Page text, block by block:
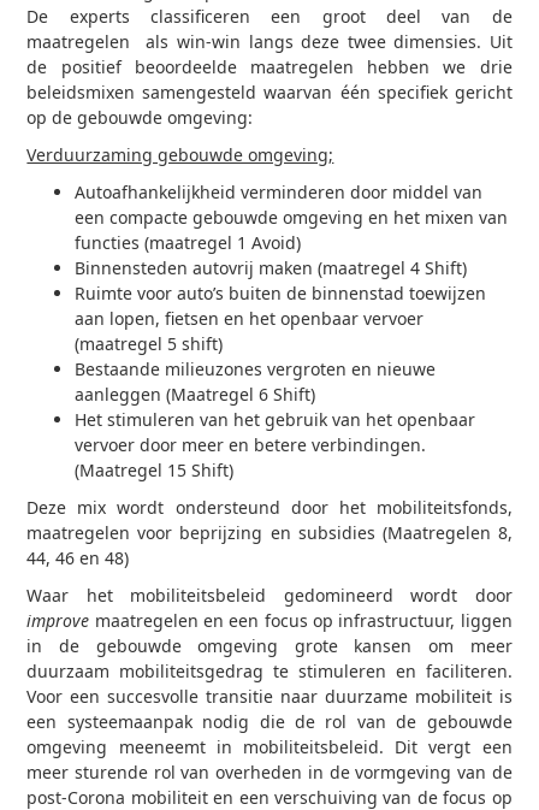
De experts classificeren een groot deel van de
maatregelen als win-win langs deze twee dimensies. Uit
de positief beoordeelde maatregelen hebben we drie
beleidsmixen samengesteld waarvan één specifiek gericht
op de gebouwde omgeving:
Verduurzaming gebouwde omgeving;
Autoafhankelijkheid verminderen door middel van
een compacte gebouwde omgeving en het mixen van
functies (maatregel 1 Avoid)
Binnensteden autovrij maken (maatregel 4 Shift)
Ruimte voor auto’s buiten de binnenstad toewijzen
aan lopen, fietsen en het openbaar vervoer
(maatregel 5 shift)
Bestaande milieuzones vergroten en nieuwe
aanleggen (Maatregel 6 Shift)
Het stimuleren van het gebruik van het openbaar
vervoer door meer en betere verbindingen.
(Maatregel 15 Shift)
Deze mix wordt ondersteund door het mobiliteitsfonds,
maatregelen voor beprijzing en subsidies (Maatregelen 8,
44, 46 en 48)
Waar het mobiliteitsbeleid gedomineerd wordt door
improve maatregelen en een focus op infrastructuur, liggen
in de gebouwde omgeving grote kansen om meer
duurzaam mobiliteitsgedrag te stimuleren en faciliteren.
Voor een succesvolle transitie naar duurzame mobiliteit is
een systeemaanpak nodig die de rol van de gebouwde
omgeving meeneemt in mobiliteitsbeleid. Dit vergt een
meer sturende rol van overheden in de vormgeving van de
post-Corona mobiliteit en een verschuiving van de focus op